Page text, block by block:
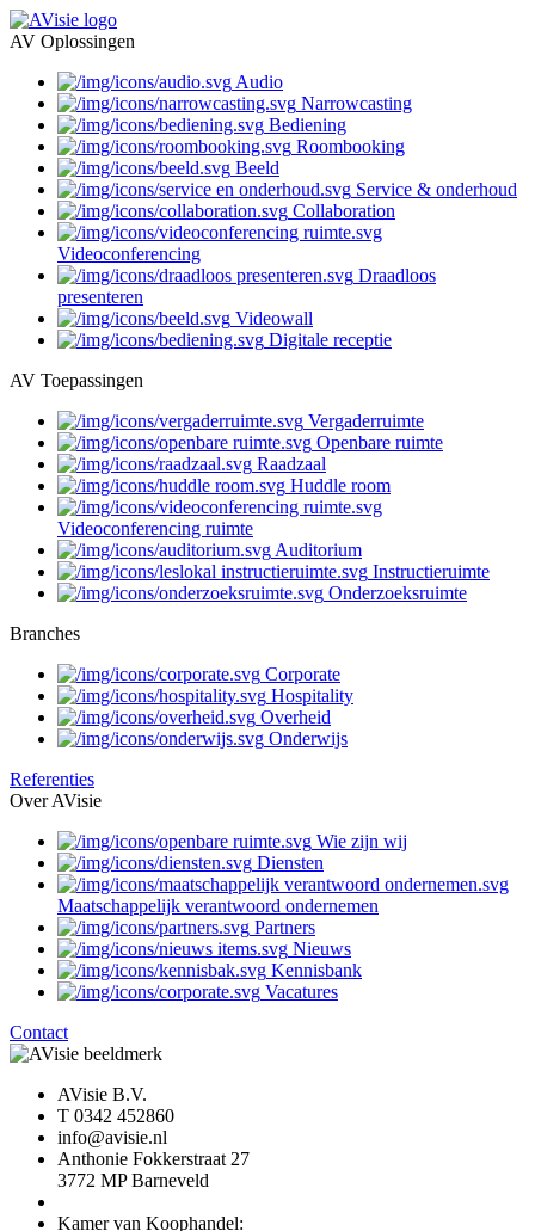
AV Oplossingen
Audio
Narrowcasting
Bediening
Roombooking
Beeld
Service & onderhoud
Collaboration
Videoconferencing
Draadloos
presenteren
Videowall
Digitale receptie
AV Toepassingen
Vergaderruimte
Openbare ruimte
Raadzaal
Huddle room
Videoconferencing ruimte
Auditorium
Instructieruimte
Onderzoeksruimte
Branches
Corporate
Hospitality
Overheid
Onderwijs
Referenties
Over AVisie
Wie zijn wij
Diensten
Maatschappelijk verantwoord ondernemen
Partners
Nieuws
Kennisbank
Vacatures
Contact
AVisie B.V.
T 0342 452860
info@avisie.nl
Anthonie Fokkerstraat 27
3772 MP Barneveld
Kamer van Koophandel: